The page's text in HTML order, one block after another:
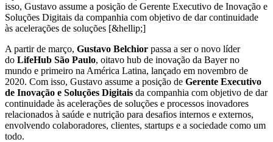
isso, Gustavo assume a posição de Gerente Executivo de Inovação e
Soluções Digitais da companhia com objetivo de dar continuidade
às acelerações de soluções [&hellip;]
A partir de março, Gustavo Belchior passa a ser o novo líder
do LifeHub São Paulo, oitavo hub de inovação da Bayer no
mundo e primeiro na América Latina, lançado em novembro de
2020. Com isso, Gustavo assume a posição de Gerente Executivo
de Inovação e Soluções Digitais da companhia com objetivo de dar
continuidade às acelerações de soluções e processos inovadores
relacionados à saúde e nutrição para desafios internos e externos,
envolvendo colaboradores, clientes, startups e a sociedade como um
todo.